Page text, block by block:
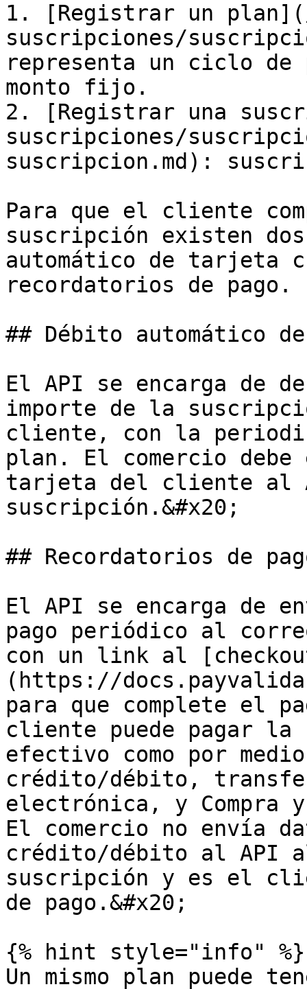
1. [Registrar un
suscripciones/
representa un ciclo de
monto fijo.
2. [Registrar una
suscripciones/
suscripcion.md):
Para que el cliente
suscripción existen
automático de tarjeta
recordatorios de pago.
## Débito automático
El API se encarga de
importe de la
cliente, con la
plan. El comercio
tarjeta del cliente al
suscripción.&#x20;
## Recordatorios de
El API se encarga de
pago periódico al
con un link al
(https://
para que complete el
cliente puede pagar
efectivo como por
crédito/débito,
electrónica, y Compra y
El comercio no envía
crédito/débito al API
suscripción y es el
de pago.&#x20;
{% hint style="info" %}
Un mismo plan puede